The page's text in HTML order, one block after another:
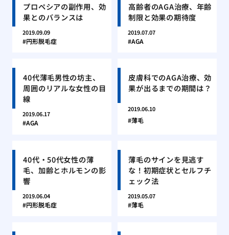
プロペシアの副作用、効
果とのバランスは
2019.09.09
円形脱毛症
高齢者のAGA治療、年齢
制限と効果の期待度
2019.07.07
AGA
40代薄毛男性の坊主、
周囲のリアルな女性の目
線
2019.06.17
AGA
皮膚科でのAGA治療、効
果が出るまでの期間は？
2019.06.10
薄毛
40代・50代女性の薄
毛、加齢とホルモンの影
響
2019.06.04
円形脱毛症
薄毛のサインを見逃す
な！初期症状とセルフチ
ェック法
2019.05.07
薄毛